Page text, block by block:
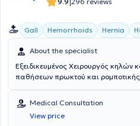
Gall Hemorrhoids Hernia
About the specialist
Εξειδικευμένος Χειρουργός κηλών
παθήσεων πρωκτού και ρομποτικής
Medical Consultation
View price